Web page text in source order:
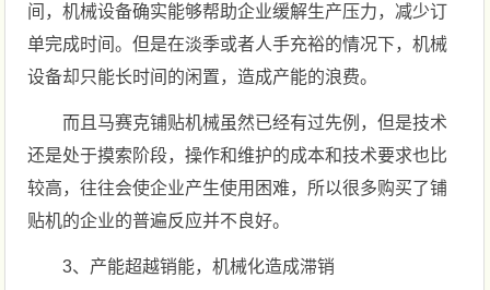
间，机械设备确实能够帮助企业缓解生产压力，减少订
单完成时间。但是在淡季或者人手充裕的情况下，机械
设备却只能长时间的闲置，造成产能的浪费。
而且马赛克铺贴机械虽然已经有过先例，但是技术
还是处于摸索阶段，操作和维护的成本和技术要求也比
较高，往往会使企业产生使用困难，所以很多购买了铺
贴机的企业的普遍反应并不良好。
3、产能超越销能，机械化造成滞销